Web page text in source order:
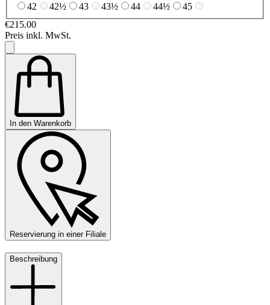
42
42½ 43 43½ 44 44½
45
€215.00
Preis inkl. MwSt.
In den Warenkorb
Reservierung in einer Filiale
Beschreibung